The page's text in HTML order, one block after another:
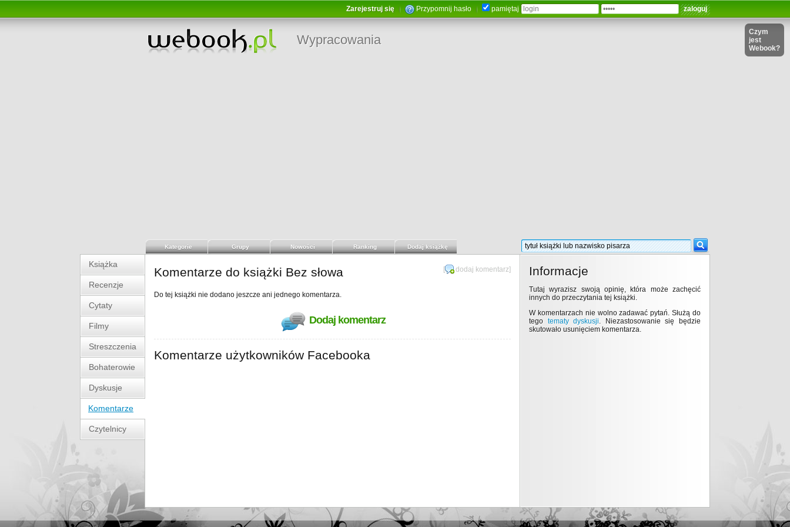
Zarejestruj się Przypomnij hasło pamiętaj
Wypracowania
Czym
jest
Webook?
Kategorie Grupy Nowości Ranking Dodaj książkę
Książka
Recenzje
Cytaty
Filmy
Streszczenia
Bohaterowie
Dyskusje
Komentarze
Czytelnicy
[ dodaj komentarz]
Komentarze do książki Bez słowa
Do tej książki nie dodano jeszcze ani jednego komentarza.
Dodaj komentarz
Komentarze użytkowników Facebooka
Informacje
Tutaj wyrazisz swoją opinię, która może zachęcić
innych do przeczytania tej książki.
W komentarzach nie wolno zadawać pytań. Służą do
tego tematy dyskusji. Niezastosowanie się będzie
skutowało usunięciem komentarza.